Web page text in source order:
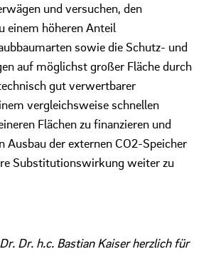
und versuchen, den
einem höheren Anteil
sowie die Schutz- und
auf möglichst großer Fläche durch
gut verwertbarer
vergleichsweise schnellen
Flächen zu finanzieren und
Ausbau der externen CO2-Speicher
Substitutionswirkung weiter zu
Dr. h.c. Bastian Kaiser herzlich für